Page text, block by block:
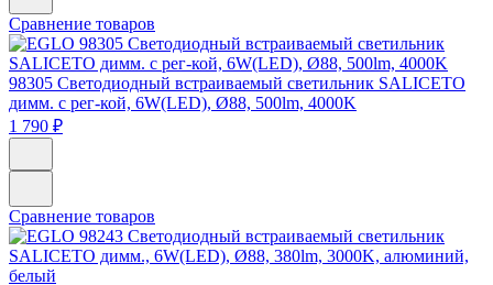
Сравнение товаров
98305 Светодиодный встраиваемый светильник SALICETO
димм. с рег-кой, 6W(LED), Ø88, 500lm, 4000K
1 790 ₽
Сравнение товаров